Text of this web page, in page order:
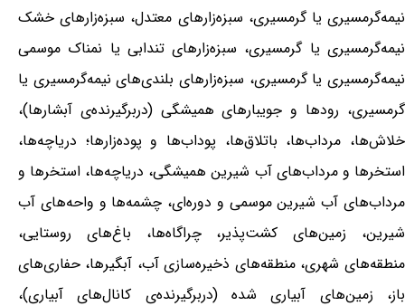
نیمه‌گرمسیری یا گرمسیری، سبزه‌زارهای معتدل، سبزه‌زارهای خشک
نیمه‌گرمسیری یا گرمسیری، سبزه‌زارهای تندابی یا نمناک موسمی
نیمه‌گرمسیری یا گرمسیری، سبزه‌زارهای بلندی‌های نیمه‌گرمسیری یا
گرمسیری، رودها و جویبارهای همیشگی (دربرگیرنده‌ی آبشارها)،
خلاش‌ها، مرداب‌ها، باتلاق‌ها، پوداب‌ها و پوده‌زارها؛ دریاچه‌ها،
استخرها و مرداب‌های آب شیرین همیشگی، دریاچه‌ها، استخرها و
مرداب‌های آب شیرین موسمی و دوره‌ای، چشمه‌ها و واحه‌های آب
شیرین، زمین‌های کشت‌پذیر، چراگاه‌ها، باغ‌های روستایی،
منطقه‌های شهری، منطقه‌های ذخیره‌سازی آب، آبگیرها، حفاری‌های
باز، زمین‌های آبیاری شده (دربرگیرنده‌ی کانال‌های آبیاری)،